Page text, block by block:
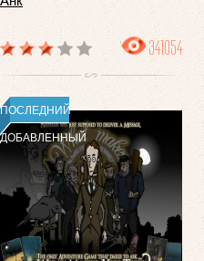
341054
ПОСЛЕДНИЙ
ДОБАВЛЕННЫЙ